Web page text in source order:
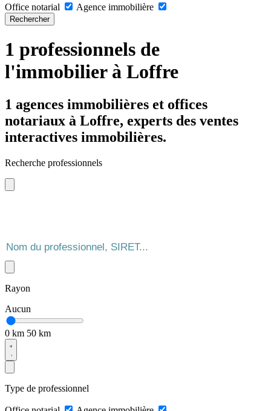
Office notarial Agence immobilière
Rechercher
1 professionnels de
l'immobilier à Loffre
1 agences immobilières et offices
notariaux à Loffre, experts des ventes
interactives immobilières.
Recherche professionnels
Rayon
Aucun
0 km 50 km
Type de professionnel